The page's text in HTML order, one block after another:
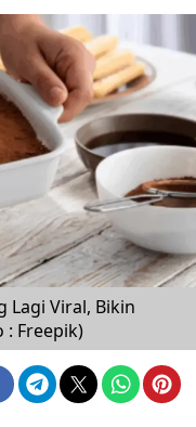
Lagi Viral, Bikin
: Freepik)